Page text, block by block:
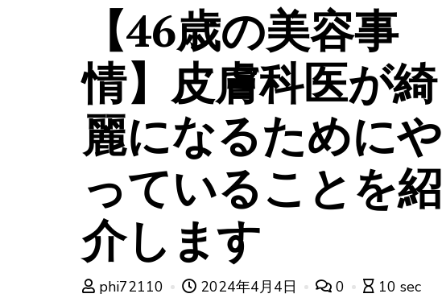
【46歳の美容事
情】皮膚科医が綺
麗になるためにや
っていることを紹
介します
phi72110 2024年4月4日 0
10 sec